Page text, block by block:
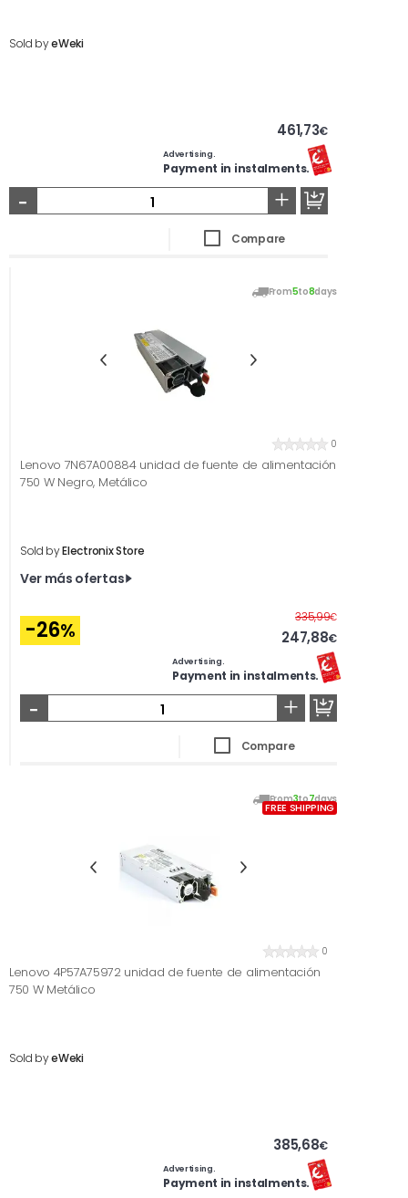
Sold byeWeki
461,73€
Advertising.
Payment in instalments.
- +
Compare
From5to8days
0
Lenovo 7N67A00884 unidad de fuente de alimentación
750 W Negro, Metálico
Sold byElectronix Store
Ver más ofertas
-26%
335,99€Before
247,88€
Advertising.
Payment in instalments.
- +
Compare
From3to7days
FREE SHIPPING
0
Lenovo 4P57A75972 unidad de fuente de alimentación
750 W Metálico
Sold byeWeki
385,68€
Advertising.
Payment in instalments.